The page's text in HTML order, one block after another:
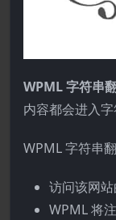
WPML 字符串
内容都会进入字
WPML 字符串
访问该网站
WPML 将